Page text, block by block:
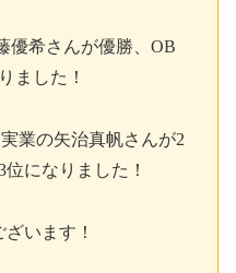
優希さんが優勝、OB
ました！
業の矢治真帆さんが2
になりました！
います！